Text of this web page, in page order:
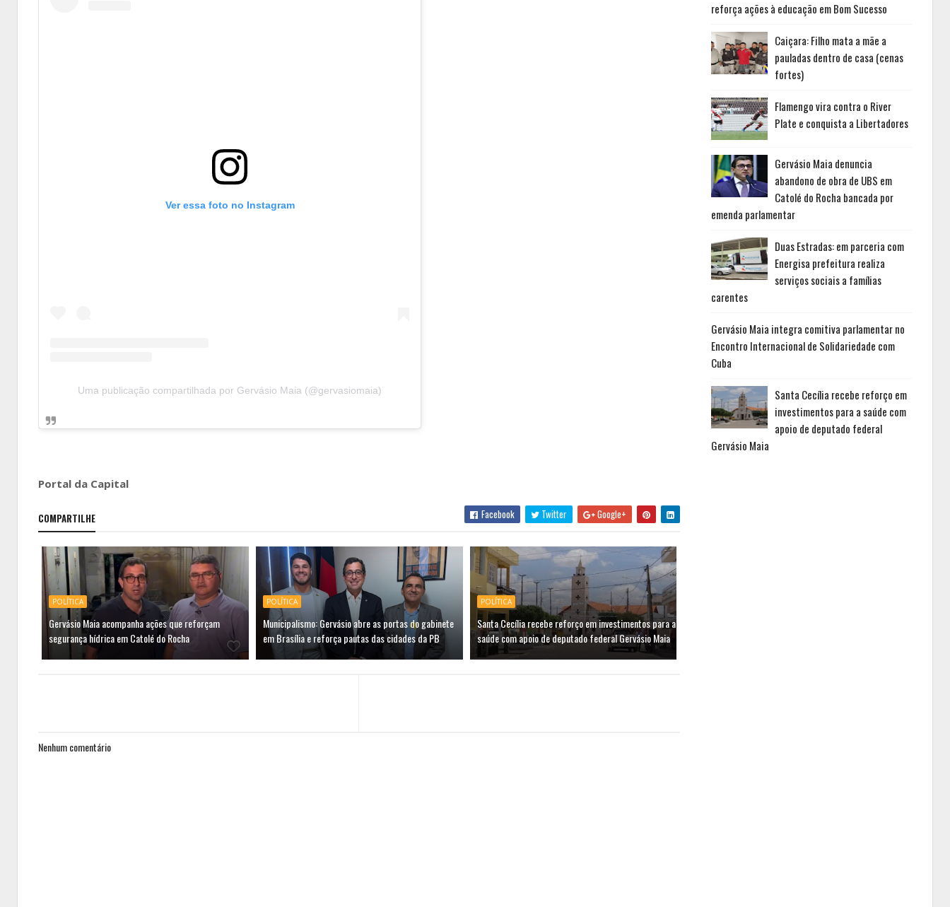
Ver essa foto no Instagram
Uma publicação compartilhada por Gervásio Maia (@gervasiomaia)
Portal da Capital
COMPARTILHE Facebook Twitter Google+
POLÍTICA
Gervásio Maia acompanha ações que reforçam
segurança hídrica em Catolé do Rocha
POLÍTICA
Municipalismo: Gervásio abre as portas do gabinete
em Brasília e reforça pautas das cidades da PB
POLÍTICA
Santa Cecília recebe reforço em investimentos para a
saúde com apoio de deputado federal Gervásio Maia
Nenhum comentário
reforça ações à educação em Bom Sucesso
Caiçara: Filho mata a mãe a
pauladas dentro de casa (cenas
fortes)
Flamengo vira contra o River
Plate e conquista a Libertadores
Gervásio Maia denuncia
abandono de obra de UBS em
Catolé do Rocha bancada por
emenda parlamentar
Duas Estradas: em parceria com
Energisa prefeitura realiza
serviços sociais a famílias
carentes
Gervásio Maia integra comitiva parlamentar no
Encontro Internacional de Solidariedade com
Cuba
Santa Cecília recebe reforço em
investimentos para a saúde com
apoio de deputado federal
Gervásio Maia